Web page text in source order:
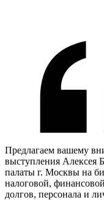
Предлагаем вашему
выступления Алексея
палаты г. Москвы на
налоговой,
долгов, персонала и